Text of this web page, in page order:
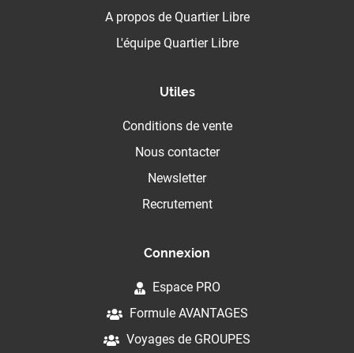
A propos de Quartier Libre
L'équipe Quartier Libre
Utiles
Conditions de vente
Nous contacter
Newsletter
Recrutement
Connexion
Espace PRO
Formule AVANTAGES
Voyages de GROUPES